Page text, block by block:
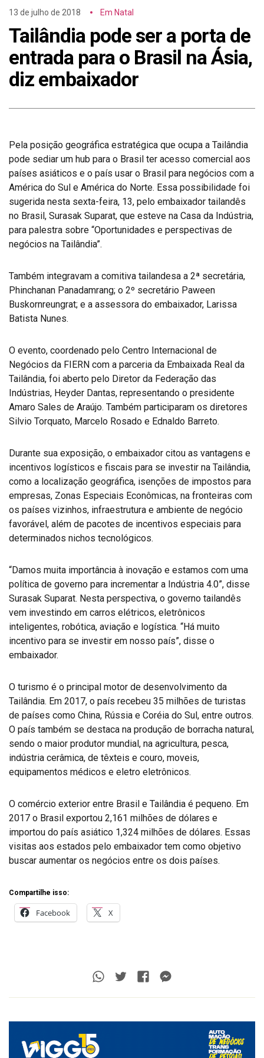
13 de julho de 2018 Em Natal
Tailândia pode ser a porta de
entrada para o Brasil na Ásia,
diz embaixador
Pela posição geográfica estratégica que ocupa a Tailândia
pode sediar um hub para o Brasil ter acesso comercial aos
países asiáticos e o país usar o Brasil para negócios com a
América do Sul e América do Norte. Essa possibilidade foi
sugerida nesta sexta-feira, 13, pelo embaixador tailandês
no Brasil, Surasak Suparat, que esteve na Casa da Indústria,
para palestra sobre “Oportunidades e perspectivas de
negócios na Tailândia”.
Também integravam a comitiva tailandesa a 2ª secretária,
Phinchanan Panadamrang; o 2º secretário Paween
Buskornreungrat; e a assessora do embaixador, Larissa
Batista Nunes.
O evento, coordenado pelo Centro Internacional de
Negócios da FIERN com a parceria da Embaixada Real da
Tailândia, foi aberto pelo Diretor da Federação das
Indústrias, Heyder Dantas, representando o presidente
Amaro Sales de Araújo. Também participaram os diretores
Silvio Torquato, Marcelo Rosado e Ednaldo Barreto.
Durante sua exposição, o embaixador citou as vantagens e
incentivos logísticos e fiscais para se investir na Tailândia,
como a localização geográfica, isenções de impostos para
empresas, Zonas Especiais Econômicas, na fronteiras com
os países vizinhos, infraestrutura e ambiente de negócio
favorável, além de pacotes de incentivos especiais para
determinados nichos tecnológicos.
“Damos muita importância à inovação e estamos com uma
política de governo para incrementar a Indústria 4.0”, disse
Surasak Suparat. Nesta perspectiva, o governo tailandês
vem investindo em carros elétricos, eletrônicos
inteligentes, robótica, aviação e logística. “Há muito
incentivo para se investir em nosso país”, disse o
embaixador.
O turismo é o principal motor de desenvolvimento da
Tailândia. Em 2017, o país recebeu 35 milhões de turistas
de países como China, Rússia e Coréia do Sul, entre outros.
O país também se destaca na produção de borracha natural,
sendo o maior produtor mundial, na agricultura, pesca,
indústria cerâmica, de têxteis e couro, moveis,
equipamentos médicos e eletro eletrônicos.
O comércio exterior entre Brasil e Tailândia é pequeno. Em
2017 o Brasil exportou 2,161 milhões de dólares e
importou do país asiático 1,324 milhões de dólares. Essas
visitas aos estados pelo embaixador tem como objetivo
buscar aumentar os negócios entre os dois países.
Compartilhe isso:
Facebook X
Whatsapp
TwitterFacebook